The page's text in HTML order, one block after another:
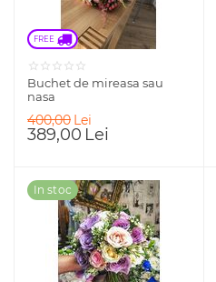
FREE
Buchet de mireasa sau
nasa
400,00 Lei
389,00 Lei
In stoc